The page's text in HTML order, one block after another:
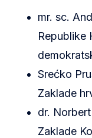
mr. sc.
Republike
Srećko
Zaklade
dr.
Zaklade